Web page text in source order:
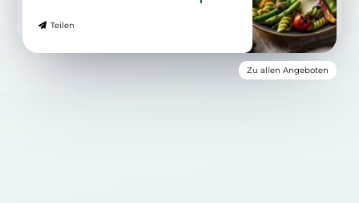
Teilen
Zu allen Angeboten